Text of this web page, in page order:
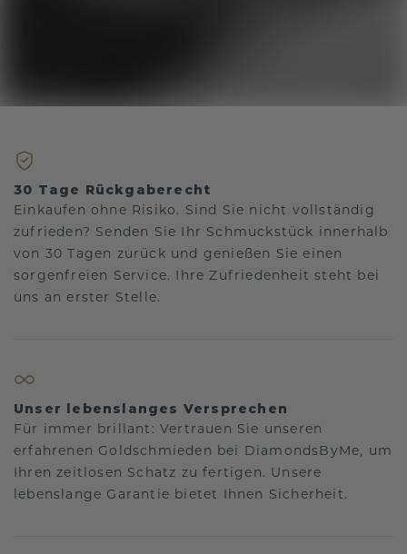
30 Tage Rückgaberecht
Einkaufen ohne Risiko. Sind Sie nicht vollständig
zufrieden? Senden Sie Ihr Schmuckstück innerhalb
von 30 Tagen zurück und genießen Sie einen
sorgenfreien Service. Ihre Zufriedenheit steht bei
uns an erster Stelle.
Unser lebenslanges Versprechen
Für immer brillant: Vertrauen Sie unseren
erfahrenen Goldschmieden bei DiamondsByMe, um
Ihren zeitlosen Schatz zu fertigen. Unsere
lebenslange Garantie bietet Ihnen Sicherheit.